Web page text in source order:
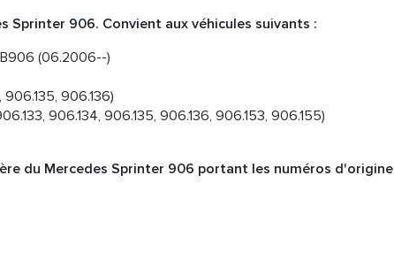
Sprinter 906. Convient aux véhicules suivants :
(06.2006--)
906.135, 906.136)
906.134, 906.135, 906.136, 906.153, 906.155)
du Mercedes Sprinter 906 portant les numéros d'origine